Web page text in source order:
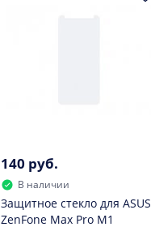
140 руб.
В наличии
Защитное стекло для ASUS
ZenFone Max Pro M1